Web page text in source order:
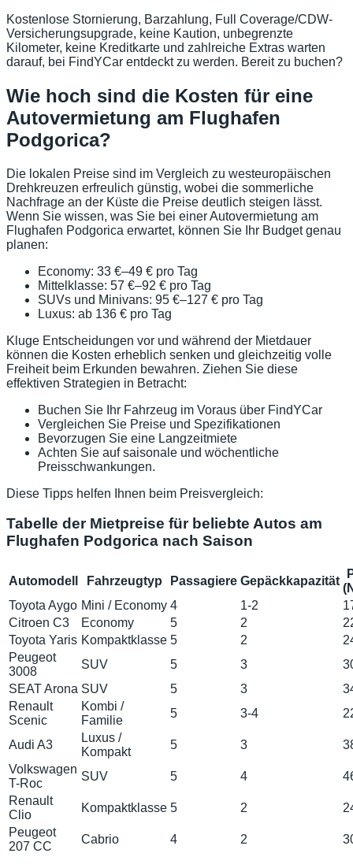
Kostenlose Stornierung, Barzahlung, Full Coverage/CDW-
Versicherungsupgrade, keine Kaution, unbegrenzte
Kilometer, keine Kreditkarte und zahlreiche Extras warten
darauf, bei FindYCar entdeckt zu werden. Bereit zu buchen?
Wie hoch sind die Kosten für eine
Autovermietung am Flughafen
Podgorica?
Die lokalen Preise sind im Vergleich zu westeuropäischen
Drehkreuzen erfreulich günstig, wobei die sommerliche
Nachfrage an der Küste die Preise deutlich steigen lässt.
Wenn Sie wissen, was Sie bei einer Autovermietung am
Flughafen Podgorica erwartet, können Sie Ihr Budget genau
planen:
Economy: 33 €–49 € pro Tag
Mittelklasse: 57 €–92 € pro Tag
SUVs und Minivans: 95 €–127 € pro Tag
Luxus: ab 136 € pro Tag
Kluge Entscheidungen vor und während der Mietdauer
können die Kosten erheblich senken und gleichzeitig volle
Freiheit beim Erkunden bewahren. Ziehen Sie diese
effektiven Strategien in Betracht:
Buchen Sie Ihr Fahrzeug im Voraus über FindYCar
Vergleichen Sie Preise und Spezifikationen
Bevorzugen Sie eine Langzeitmiete
Achten Sie auf saisonale und wöchentliche
Preisschwankungen.
Diese Tipps helfen Ihnen beim Preisvergleich:
Tabelle der Mietpreise für beliebte Autos am
Flughafen Podgorica nach Saison
Automodell Fahrzeugtyp Passagiere Gepäckkapazität
Toyota Aygo Mini / Economy 4 1-2
Citroen C3
Economy 5 2
Toyota Yaris Kompaktklasse 5 2
Peugeot
3008
SUV 5 3
SEAT Arona SUV 5 3
Renault
Scenic
Kombi /
Familie
5 3-4
Audi A3
Luxus /
Kompakt
5 3
Volkswagen
T-Roc
SUV 5 4
Renault
Clio
Kompaktklasse 5 2
Peugeot
207 CC
Cabrio 4 2